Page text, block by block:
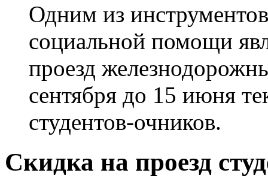
Одним из
социальной помощи
проезд
сентября до 15 июня
студентов-очников.
Скидка на проезд